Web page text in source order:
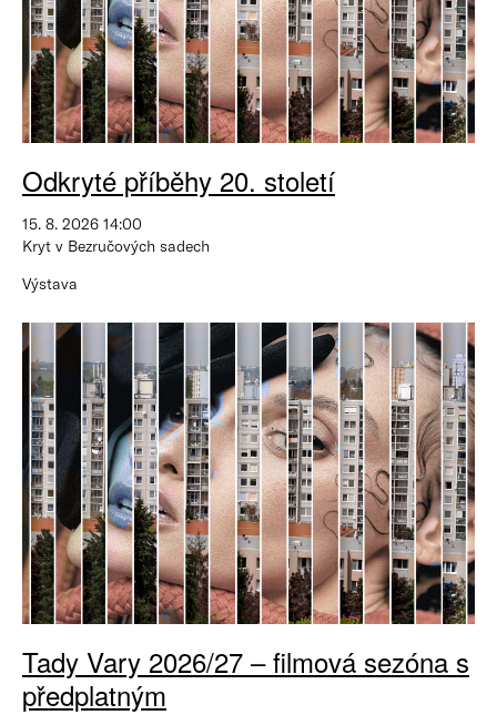
Odkryté příběhy 20. století
15. 8. 2026 14:00
Kryt v Bezručových sadech
Výstava
Tady Vary 2026/27 – filmová sezóna s
předplatným